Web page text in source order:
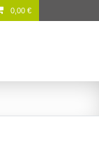
0,00 €